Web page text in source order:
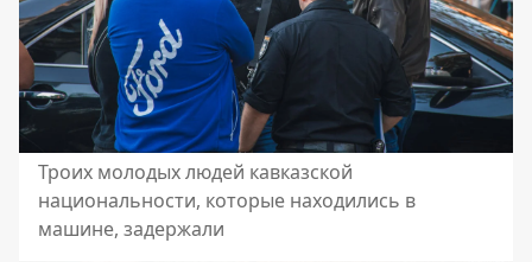
Троих молодых людей кавказской
национальности, которые находились в
машине, задержали